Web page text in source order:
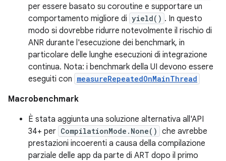
per essere basato su coroutine e supportare un
comportamento migliore di yield() . In questo
modo si dovrebbe ridurre notevolmente il rischio di
ANR durante l'esecuzione dei benchmark, in
particolare delle lunghe esecuzioni di integrazione
continua. Nota: i benchmark della UI devono essere
eseguiti con measureRepeatedOnMainThread
Macrobenchmark
È stata aggiunta una soluzione alternativa all'API
34+ per CompilationMode.None() che avrebbe
prestazioni incoerenti a causa della compilazione
parziale delle app da parte di ART dopo il primo